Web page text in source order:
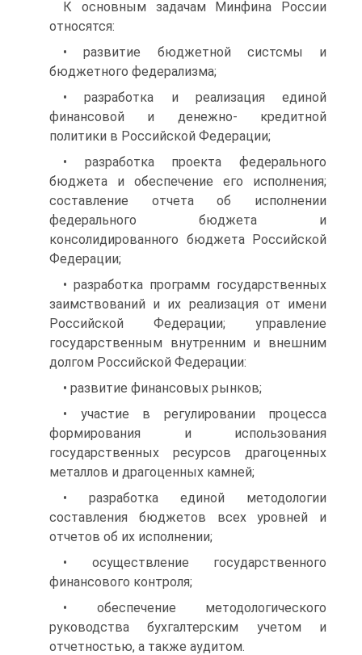
К основным задачам Минфина России
относятся:
• развитие бюджетной систсмы и
бюджетного федерализма;
• разработка и реализация единой
финансовой и денежно- кредитной
политики в Российской Федерации;
• разработка проекта федерального
бюджета и обеспечение его исполнения;
составление отчета об исполнении
федерального бюд­жета и
консолидированного бюджета Российской
Федерации;
• разработка программ государственных
заимствований и их реализация от имени
Российской Федерации; управление
государ­ственным внутренним и внешним
долгом Российской Федерации:
• развитие финансовых рынков;
• участие в регулировании процесса
формирования и исполь­зования
государственных ресурсов драгоценных
металлов и драго­ценных камней;
• разработка единой методологии
составления бюджетов всех уровней и
отчетов об их исполнении;
• осуществление государственного
финансового контроля;
• обеспечение методологического
руководства бухгалтерским учетом и
отчетностью, а также аудитом.